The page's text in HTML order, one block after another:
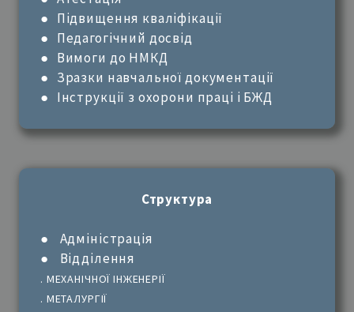
● Підвищення кваліфікації
● Педагогічний досвід
● Вимоги до НМКД
● Зразки навчальної документації
● Інструкції з охорони праці і БЖД
Структура
● Адміністрація
● Відділення
. МЕХАНІЧНОЇ ІНЖЕНЕРІЇ
. МЕТАЛУРГІЇ